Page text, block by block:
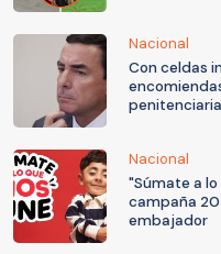
Nacional
Con celdas
Nacional
"Súmate a lo
campaña
embajador